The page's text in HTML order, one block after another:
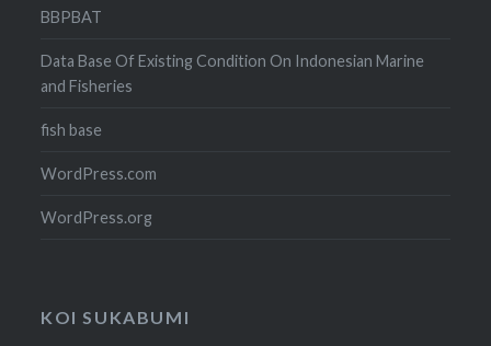
BBPBAT
Data Base Of Existing Condition On Indonesian Marine
and Fisheries
fish base
WordPress.com
WordPress.org
KOI SUKABUMI